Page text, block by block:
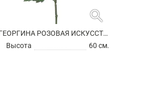
search
ГЕОРГИНА РОЗОВАЯ ИСКУССТВЕННАЯ
Высота
60 см.